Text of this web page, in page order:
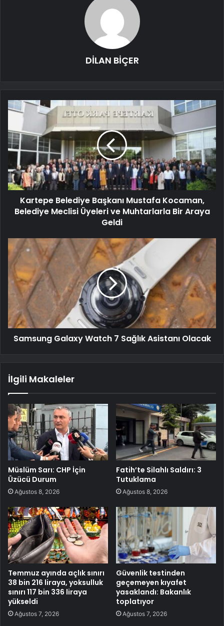
DİLAN BİÇER
Kartepe Belediye Başkanı Mustafa Kocaman,
Belediye Meclisi Üyeleri ve Muhtarlarla Bir Araya
Geldi
Samsung Galaxy Watch 7 Sağlık Asistanı Olacak
İlgili Makaleler
Müslüm Sarı: CHP İçin
Üzücü Durum
Ağustos 8, 2026
Fatih’te Silahlı Saldırı: 3
Tutuklama
Ağustos 8, 2026
Temmuz ayında açlık sınırı
38 bin 216 liraya, yoksulluk
sınırı 117 bin 336 liraya
yükseldi
Ağustos 7, 2026
Güvenlik testinden
geçemeyen kıyafet
yasaklandı: Bakanlık
toplatıyor
Ağustos 7, 2026